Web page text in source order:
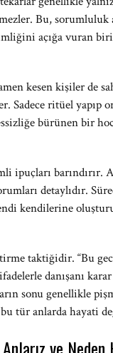
Bu,
açığa vuran biri
kesen kişiler de
Sadece ritüel yapıp
bürünen bir
ipuçları barındırır.
detaylıdır.
kendilerine
taktiğidir. “Bu
danışanı
sonu genellikle
tür anlarda hayati